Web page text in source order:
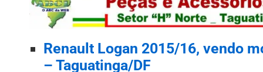
Renault Logan 2015/16, vendo
– Taguatinga/DF